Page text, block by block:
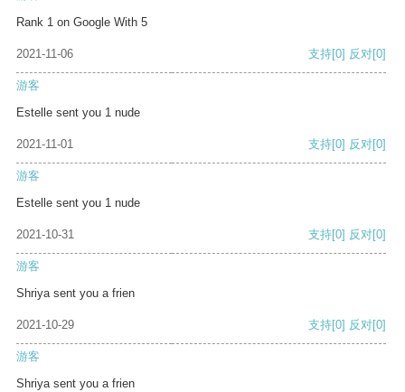
Rank 1 on Google With 5
2021-11-06 支持[0] 反对[0]
游客
Estelle sent you 1 nude
2021-11-01 支持[0] 反对[0]
游客
Estelle sent you 1 nude
2021-10-31 支持[0] 反对[0]
游客
Shriya sent you a frien
2021-10-29 支持[0] 反对[0]
游客
Shriya sent you a frien